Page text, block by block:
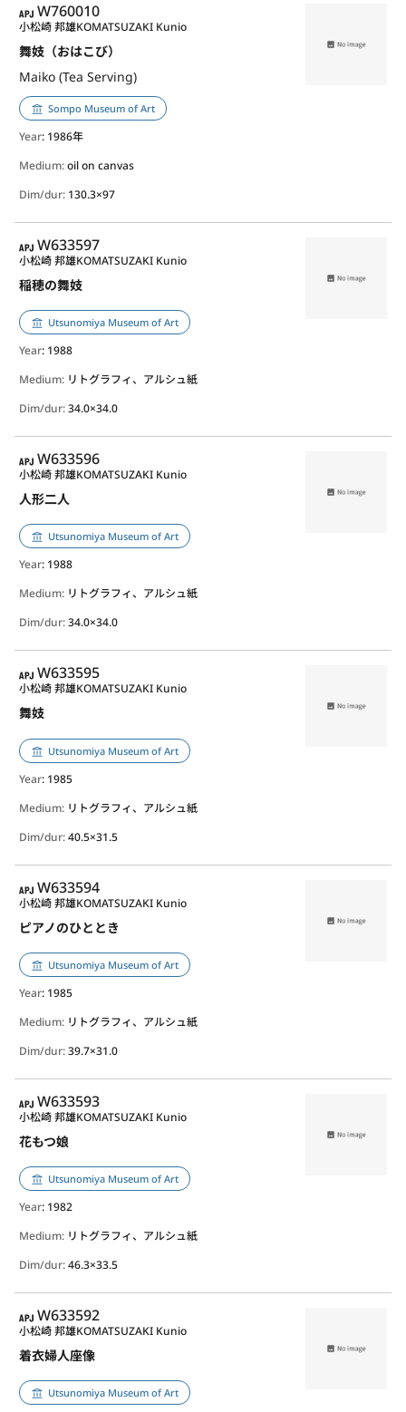
APJ
W760010
舞妓（おはこび）
Maiko (Tea Serving)
小松崎 邦雄KOMATSUZAKI Kunio
Sompo Museum of Art
Year: 1986年
Medium:oil on canvas
Dim/dur: 130.3×97
APJ
W633597
稲穂の舞妓
小松崎 邦雄KOMATSUZAKI Kunio
Utsunomiya Museum of Art
Year: 1988
Medium: リトグラフィ、アルシュ紙
Dim/dur:34.0×34.0
APJ
W633596
人形二人
小松崎 邦雄KOMATSUZAKI Kunio
Utsunomiya Museum of Art
Year: 1988
Medium: リトグラフィ、アルシュ紙
Dim/dur:34.0×34.0
APJ
W633595
舞妓
小松崎 邦雄KOMATSUZAKI Kunio
Utsunomiya Museum of Art
Year: 1985
Medium: リトグラフィ、アルシュ紙
Dim/dur:40.5×31.5
APJ
W633594
ピアノのひととき
小松崎 邦雄KOMATSUZAKI Kunio
Utsunomiya Museum of Art
Year: 1985
Medium: リトグラフィ、アルシュ紙
Dim/dur:39.7×31.0
APJ
W633593
花もつ娘
小松崎 邦雄KOMATSUZAKI Kunio
Utsunomiya Museum of Art
Year: 1982
Medium: リトグラフィ、アルシュ紙
Dim/dur:46.3×33.5
APJ
W633592
着衣婦人座像
小松崎 邦雄KOMATSUZAKI Kunio
Utsunomiya Museum of Art